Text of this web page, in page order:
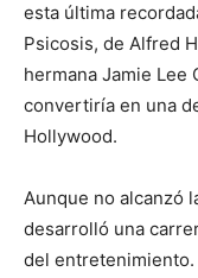
esta última
Psicosis, de Alfred
hermana Jamie
convertiría en una
Hollywood.
Aunque no alcanzó
desarrolló una
del entretenimiento.